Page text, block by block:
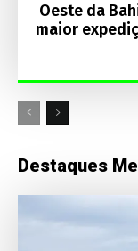
Oeste da
maior
Destaques